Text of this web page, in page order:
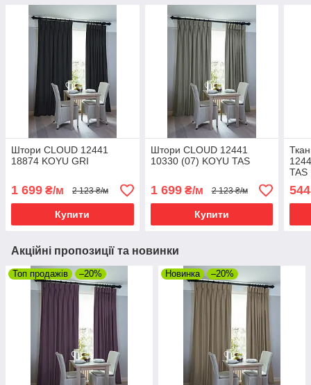
Штори CLOUD 12441
18874 KOYU GRI
1 699 ₴/м 2 123 ₴/м
Купити
Штори CLOUD 12441
10330 (07) KOYU TAS
1 699₴/м 2 123 ₴/м
Купити
TAS
544
Акційні пропозиції та новинки
Топ продажів –20% Новинка –20%